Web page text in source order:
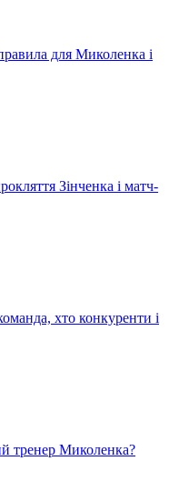
для Миколенка і
Зінченка і матч-
хто конкуренти і
тренер Миколенка?